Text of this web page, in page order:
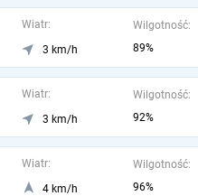
Wiatr:
3 km/h
Wilgotność:
89%
Wiatr:
3 km/h
Wilgotność:
92%
Wiatr:
4 km/h
Wilgotność:
96%